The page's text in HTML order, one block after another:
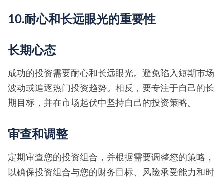
10.耐心和长远眼光的重要性
长期心态
成功的投资需要耐心和长远眼光。避免陷入短期市场
波动或追逐热门投资趋势。相反，要专注于自己的长
期目标，并在市场起伏中坚持自己的投资策略。
审查和调整
定期审查您的投资组合，并根据需要调整您的策略，
以确保投资组合与您的财务目标、风险承受能力和时